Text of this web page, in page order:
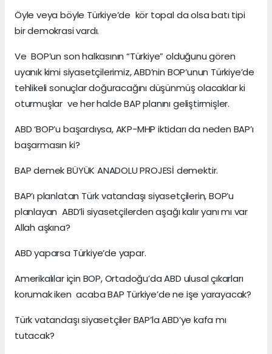
Öyle veya böyle Türkiye’de kör topal da olsa batı tipi
bir demokrasi vardı.
Ve BOP’un son halkasının “Türkiye” olduğunu gören
uyanık kimi siyasetçilerimiz, ABD’nin BOP’unun Türkiye’de
tehlikeli sonuçlar doğuracağını düşünmüş olacaklar ki
oturmuşlar ve her halde BAP planını geliştirmişler.
ABD ‘BOP’u başardıysa, AKP-MHP iktidarı da neden BAP’ı
başarmasın ki?
BAP demek BÜYÜK ANADOLU PROJESİ demektir.
BAP’ı planlatan Türk vatandaşı siyasetçilerin, BOP’u
planlayan ABD’li siyasetçilerden aşağı kalır yanı mı var
Allah aşkına?
ABD yaparsa Türkiye’de yapar.
Amerikalılar için BOP, Ortadoğu’da ABD ulusal çıkarları
korumak iken acaba BAP Türkiye’de ne işe yarayacak?
Türk vatandaşı siyasetçiler BAP’la ABD’ye kafa mı
tutacak?